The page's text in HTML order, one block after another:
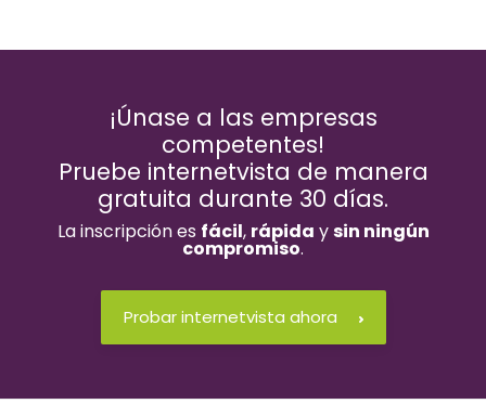
¡Únase a las empresas
competentes!
Pruebe internetvista de manera
gratuita durante 30 días.
La inscripción es fácil, rápida ysin ningún
compromiso.
Probar internetvista ahora